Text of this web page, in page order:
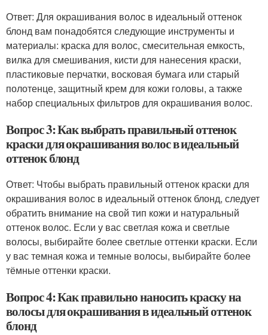
Ответ: Для окрашивания волос в идеальный оттенок
блонд вам понадобятся следующие инструменты и
материалы: краска для волос, смесительная емкость,
вилка для смешивания, кисти для нанесения краски,
пластиковые перчатки, восковая бумага или старый
полотенце, защитный крем для кожи головы, а также
набор специальных фильтров для окрашивания волос.
Вопрос 3: Как выбрать правильный оттенок
краски для окрашивания волос в идеальный
оттенок блонд
Ответ: Чтобы выбрать правильный оттенок краски для
окрашивания волос в идеальный оттенок блонд, следует
обратить внимание на свой тип кожи и натуральный
оттенок волос. Если у вас светлая кожа и светлые
волосы, выбирайте более светлые оттенки краски. Если
у вас темная кожа и темные волосы, выбирайте более
тёмные оттенки краски.
Вопрос 4: Как правильно наносить краску на
волосы для окрашивания в идеальный оттенок
блонд